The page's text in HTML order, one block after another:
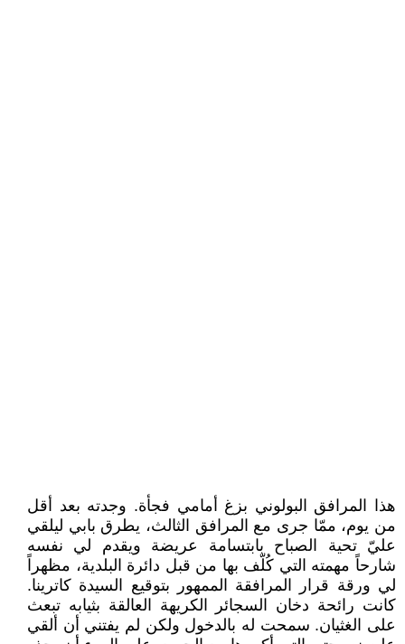
هذا المرافق البولوني بزغ أمامي فجأة. وجدته بعد أقل
من يوم، ممّا جرى مع المرافق الثالث، يطرق بابي ليلقي
عليّ تحية الصباح بابتسامة عريضة ويقدم لي نفسه
شارحاً مهمته التي كُلّف بها من قبل دائرة البلدية، مظهراً
لي ورقة قرار المرافقة الممهور بتوقيع السيدة كاترينا.
كانت رائحة دخان السجائر الكريهة العالقة بثيابه تبعث
على الغثيان. سمحت له بالدخول ولكن لم يفتني أن ألقي